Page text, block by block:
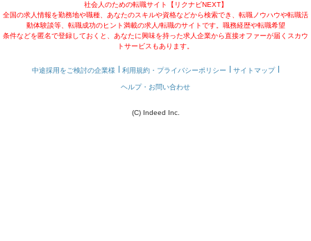
社会人のための転職サイト【リクナビNEXT】
全国の求人情報を勤務地や職種、あなたのスキルや資格などから検索でき、転職ノウハウや転職活
動体験談等、転職成功のヒント満載の求人/転職のサイトです。職務経歴や転職希望
条件などを匿名で登録しておくと、あなたに興味を持った求人企業から直接オファーが届くスカウ
トサービスもあります。
中途採用をご検討の企業様 利用規約・プライバシーポリシー サイトマップ
ヘルプ・お問い合わせ
(C) Indeed Inc.